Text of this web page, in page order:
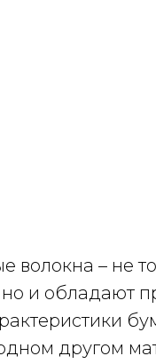
волокна – не
и обладают
другом